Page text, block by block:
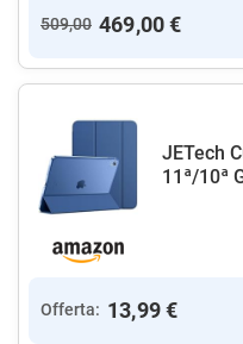
509,00 469,00 €
JETech
11ª/10ª
Offerta: 13,99 €